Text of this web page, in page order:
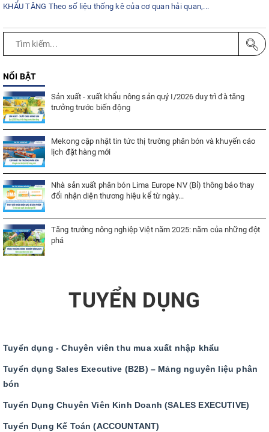
KHẨU TĂNG Theo số liệu thống kê của cơ quan hải quan,...
NỔI BẬT
Sản xuất - xuất khẩu nông sản quý I/2026 duy trì đà tăng
trưởng trước biến động
Mekong cập nhật tin tức thị trường phân bón và khuyến cáo
lịch đặt hàng mới
Nhà sản xuất phân bón Lima Europe NV (Bỉ) thông báo thay
đổi nhận diện thương hiệu kể từ ngày...
Tăng trưởng nông nghiệp Việt năm 2025: năm của những đột
phá
TUYỂN DỤNG
Tuyển dụng - Chuyên viên thu mua xuất nhập khẩu
Tuyển dụng Sales Executive (B2B) – Mảng nguyên liệu phân
bón
Tuyển Dụng Chuyên Viên Kinh Doanh (SALES EXECUTIVE)
Tuyển Dụng Kế Toán (ACCOUNTANT)